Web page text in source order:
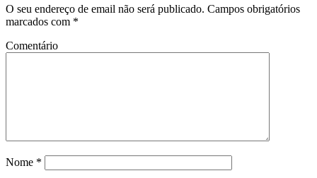
O seu endereço de email não será publicado. Campos obrigatórios
marcados com *
Comentário
Nome *